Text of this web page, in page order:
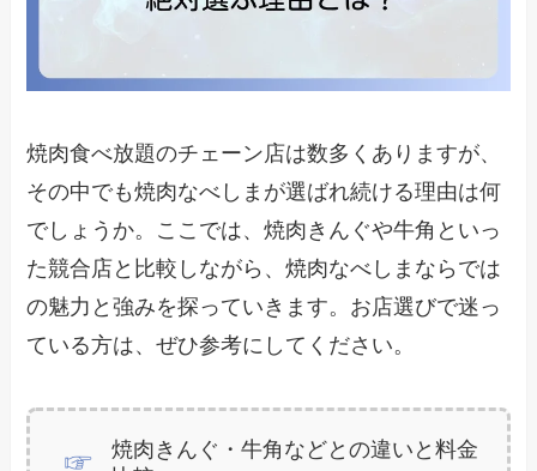
焼肉食べ放題のチェーン店は数多くありますが、
その中でも焼肉なべしまが選ばれ続ける理由は何
でしょうか。ここでは、焼肉きんぐや牛角といっ
た競合店と比較しながら、焼肉なべしまならでは
の魅力と強みを探っていきます。お店選びで迷っ
ている方は、ぜひ参考にしてください。
焼肉きんぐ・牛角などとの違いと料金